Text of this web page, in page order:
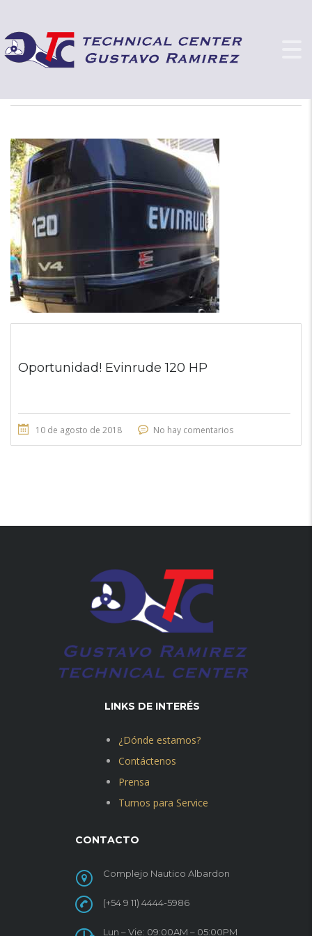
MOTOR 2T
Oportunidad! Evinrude 120 HP
10 de agosto de 2018 No hay comentarios
LINKS DE INTERÉS
¿Dónde estamos?
Contáctenos
Prensa
Turnos para Service
CONTACTO
Complejo Nautico Albardon
(+54 9 11) 4444-5986
Lun – Vie: 09:00AM – 05:00PM